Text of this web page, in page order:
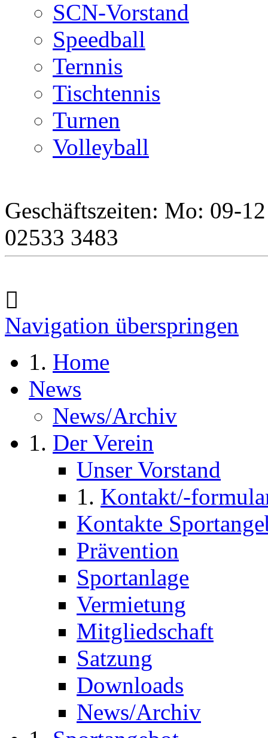
SCN-Vorstand
Speedball
Ternnis
Tischtennis
Turnen
Volleyball
Geschäftszeiten: Mo: 09-
02533 3483
Navigation überspringen
Home
News
News/Archiv
Der Verein
Unser Vorstand
Kontakt/-
Kontakte
Prävention
Sportanlage
Vermietung
Mitgliedschaft
Satzung
Downloads
News/Archiv